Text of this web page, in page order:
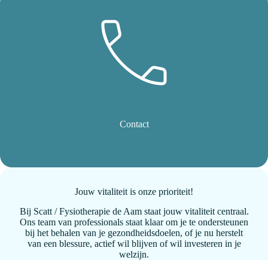
Contact
Jouw vitaliteit is onze prioriteit!
Bij Scatt / Fysiotherapie de Aam staat jouw vitaliteit centraal.
Ons team van professionals staat klaar om je te ondersteunen
bij het behalen van je gezondheidsdoelen, of je nu herstelt
van een blessure, actief wil blijven of wil investeren in je
welzijn.